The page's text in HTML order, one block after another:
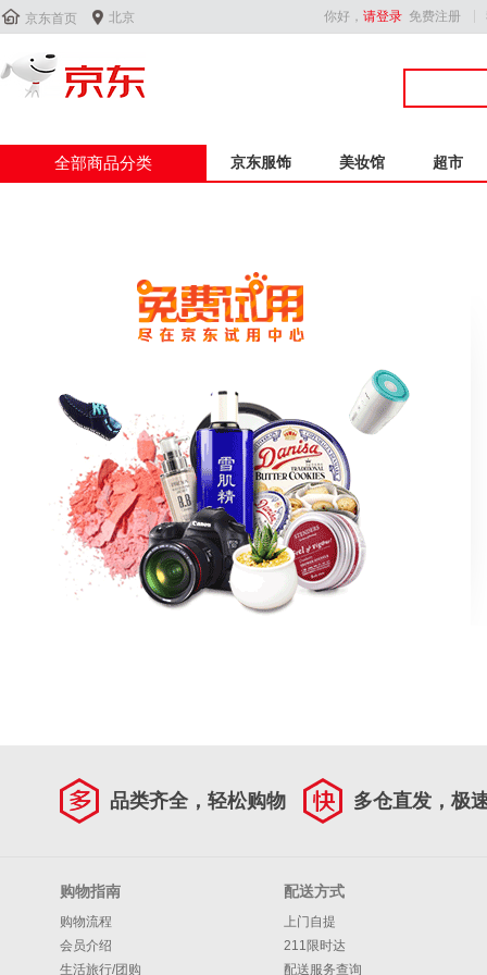
 京东首页  北京 你好， 请登录 免费注册
全部商品分类 京东服饰 美妆馆 超市
品类齐全，轻松购物 多仓直发，极
购物指南
购物流程
会员介绍
生活旅行/团购
配送方式
上门自提
211限时达
配送服务查询